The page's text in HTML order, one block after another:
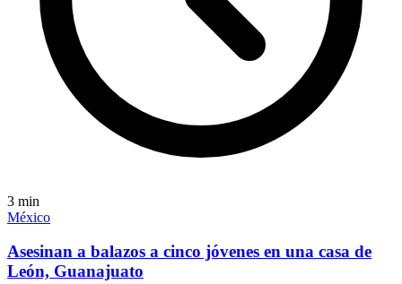
3 min
México
Asesinan a balazos a cinco jóvenes en una casa de
León, Guanajuato